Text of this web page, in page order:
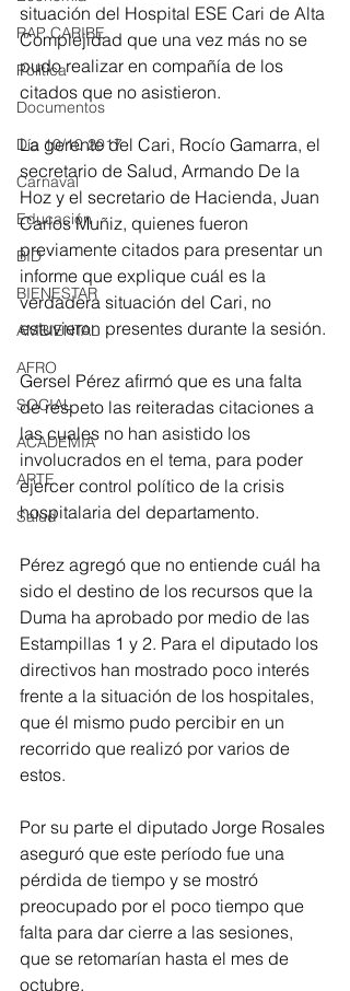
RAP CARIBE
Política
Documentos
Día 10/10 2017
Carnaval
Educación
BID
BIENESTAR
AMBIENTAL
AFRO
SOCIAL
ACADEMIA
ARTE
Salud
situación del Hospital ESE Cari de Alta
Complejidad que una vez más no se
pudo realizar en compañía de los
citados que no asistieron.
La gerente del Cari, Rocío Gamarra, el
secretario de Salud, Armando De la
Hoz y el secretario de Hacienda, Juan
Carlos Muñiz, quienes fueron
previamente citados para presentar un
informe que explique cuál es la
verdadera situación del Cari, no
estuvieron presentes durante la sesión.
Gersel Pérez afirmó que es una falta
de respeto las reiteradas citaciones a
las cuales no han asistido los
involucrados en el tema, para poder
ejercer control político de la crisis
hospitalaria del departamento.
Pérez agregó que no entiende cuál ha
sido el destino de los recursos que la
Duma ha aprobado por medio de las
Estampillas 1 y 2. Para el diputado los
directivos han mostrado poco interés
frente a la situación de los hospitales,
que él mismo pudo percibir en un
recorrido que realizó por varios de
estos.
Por su parte el diputado Jorge Rosales
aseguró que este período fue una
pérdida de tiempo y se mostró
preocupado por el poco tiempo que
falta para dar cierre a las sesiones,
que se retomarían hasta el mes de
octubre.